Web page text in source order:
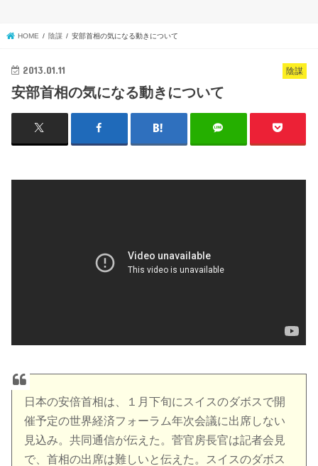
HOME 陰謀 安部首相の気になる動きについて
陰謀
2013.01.11
安部首相の気になる動きについて
日本の安倍首相は、１月下旬にスイスのダボスで開
催予定の世界経済フォーラム年次会議に出席しない
見込み。共同通信が伝えた。菅官房長官は記者会見
で、首相の出席は難しいと伝えた。スイスのダボス